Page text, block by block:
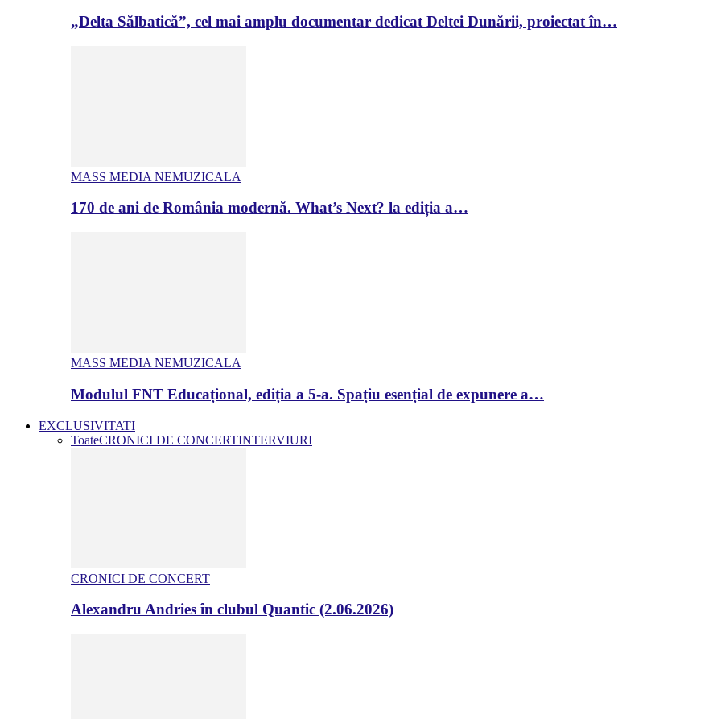
„Delta Sălbatică”, cel mai amplu documentar dedicat Deltei Dunării, proiectat în…
MASS MEDIA NEMUZICALA
170 de ani de România modernă. What’s Next? la ediția a…
MASS MEDIA NEMUZICALA
Modulul FNT Educațional, ediția a 5-a. Spațiu esențial de expunere a…
EXCLUSIVITATI
ToateCRONICI DE CONCERTINTERVIURI
CRONICI DE CONCERT
Alexandru Andries în clubul Quantic (2.06.2026)